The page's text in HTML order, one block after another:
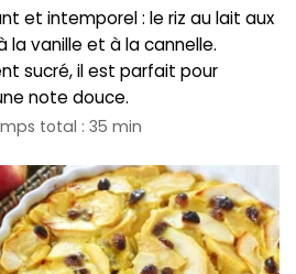
et intemporel : le riz au lait aux
la vanille et à la cannelle.
sucré, il est parfait pour
note douce.
total : 35 min